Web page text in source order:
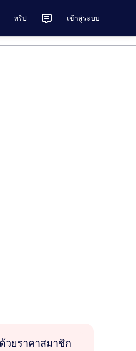
ทริป เข้าสู่ระบบ
วยราคาสมาชิก